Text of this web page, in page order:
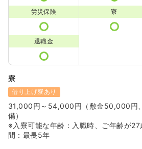
労災保険 寮
退職金
寮
借り上げ寮あり
31,000円～54,000円（敷金50,000円
備）
※入寮可能な年齢：入職時、ご年齢が
間：最長5年